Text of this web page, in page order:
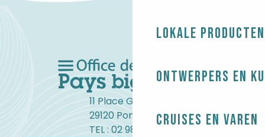
Lokale producten
Ontwerpers en
Cruises en varen
11 Place Gambetta
29120 Pont-l'Abbé
TEL : 02 98 82 37 99